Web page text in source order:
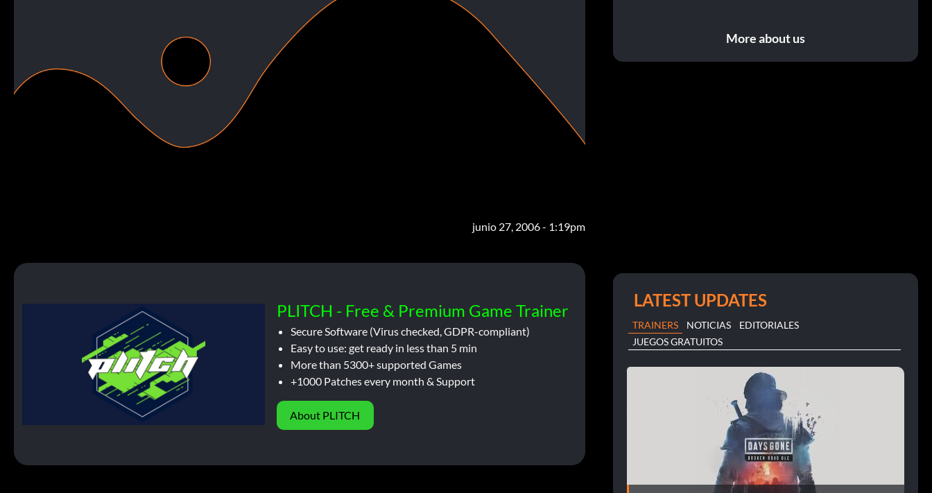
junio 27, 2006 - 1:19pm
PLITCH - Free & Premium Game Trainer
Secure Software (Virus checked, GDPR-compliant)
Easy to use: get ready in less than 5 min
More than 5300+ supported Games
+1000 Patches every month & Support
About PLITCH
More about us
LATEST UPDATES
TRAINERS NOTICIAS
EDITORIALES
JUEGOS GRATUITOS